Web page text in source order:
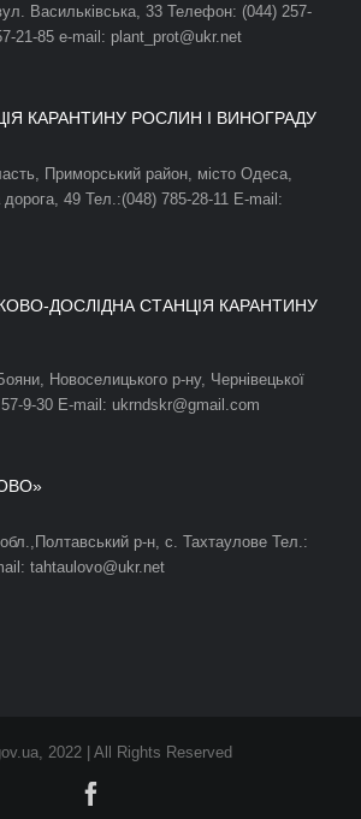
Васильківська, 33 Телефон: (044) 257-
21-85 e-mail: plant_prot@ukr.net
КАРАНТИНУ РОСЛИН І ВИНОГРАДУ
Приморський район, місто Одеса,
49 Тел.:(048) 785-28-11 E-mail:
ДОСЛІДНА СТАНЦІЯ КАРАНТИНУ
Новоселицького р-ну, Чернівецької
9-30 E-mail: ukrndskr@gmail.com
р-н, с. Тахтаулове Тел.:
tahtaulovo@ukr.net
2022 | All Rights Reserved